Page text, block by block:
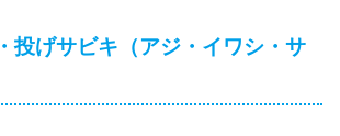
投げサビキ（アジ・イワシ・サ